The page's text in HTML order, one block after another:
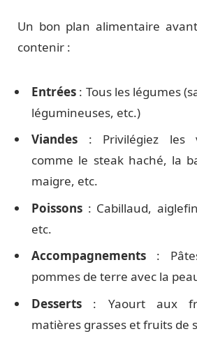
Un bon plan alimentaire
contenir :
Entrées : Tous les légumes
légumineuses, etc.)
Viandes : Privilégiez les
comme le steak haché, la
maigre, etc.
Poissons : Cabillaud,
etc.
Accompagnements :
pommes de terre avec la
Desserts : Yaourt aux
matières grasses et fruits de